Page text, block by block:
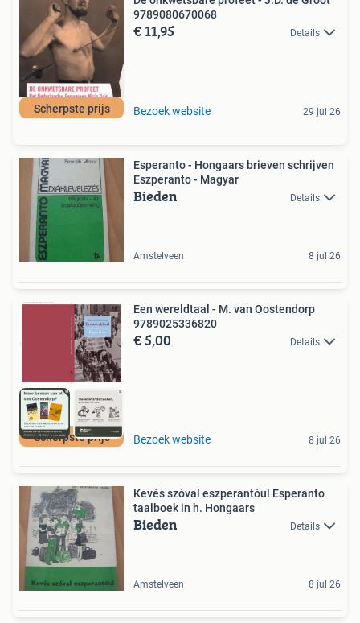
Scherpste prijs
9789080670068
€ 11,95 Details
Bezoek website 29 jul 26
Esperanto - Hongaars brieven schrijven
Eszperanto - Magyar
Bieden Details
Amstelveen 8 jul 26
Scherpste prijs
Een wereldtaal - M. van Oostendorp
9789025336820
€ 5,00 Details
Bezoek website 8 jul 26
Kevés szóval eszperantóul Esperanto
taalboek in h. Hongaars
Bieden Details
Amstelveen 8 jul 26